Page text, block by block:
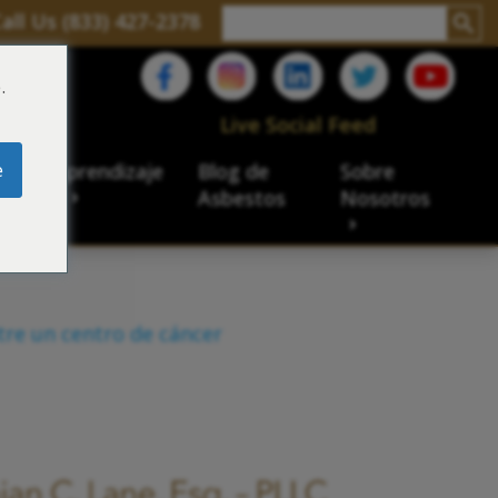
Us (833) 427-2378
Live Social Feed
de aprendizaje
Blog de
Asbestos
Sobre
Nosotros
un centro de cáncer